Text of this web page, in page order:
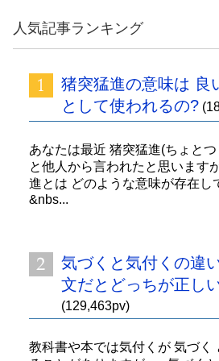
人気記事ランキング
猪突猛進の意味は 良
として使われるの?
あなたは最近 猪突猛進(ちょと
と他人から言われたと思います
進とは どのような意味が存在し
&nbs...
気づくと気付くの違
文だとどっちが正し
(129,463pv)
教科書や本では気付くが 気づく